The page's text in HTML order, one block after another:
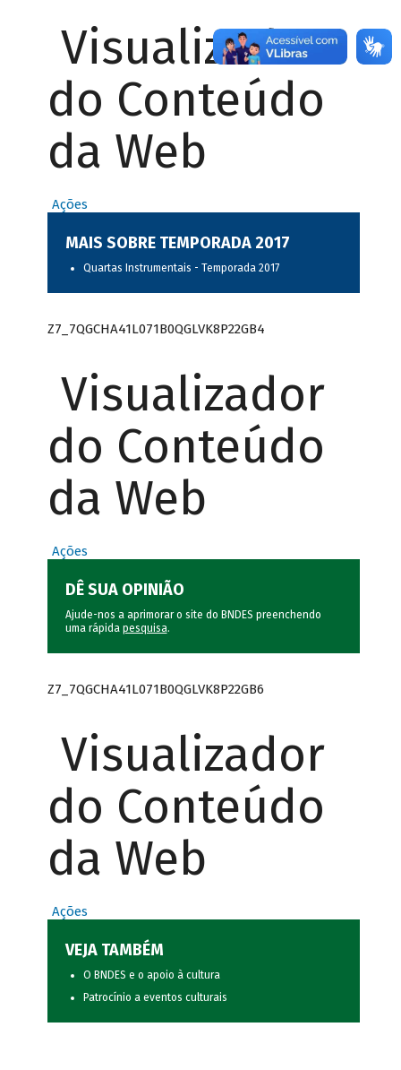
Visualizador
do Conteúdo
da Web
Ações
MAIS SOBRE TEMPORADA 2017
Quartas Instrumentais - Temporada 2017
Z7_7QGCHA41L071B0QGLVK8P22GB4
Visualizador
do Conteúdo
da Web
Ações
DÊ SUA OPINIÃO
Ajude-nos a aprimorar o site do BNDES preenchendo
uma rápida pesquisa.
Z7_7QGCHA41L071B0QGLVK8P22GB6
Visualizador
do Conteúdo
da Web
Ações
VEJA TAMBÉM
O BNDES e o apoio à cultura
Patrocínio a eventos culturais